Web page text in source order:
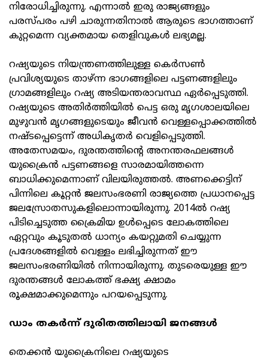
നിരോധിച്ചിരുന്നു. എന്നാൽ ഇരു രാജ്യങ്ങളും
പരസ്പരം പഴി ചാരുന്നതിനാൽ ആരുടെ ഭാഗത്താണ്
കുറ്റമെന്ന വ്യക്തമായ തെളിവുകൾ ലഭ്യമല്ല.
റഷ്യയുടെ നിയന്ത്രണത്തിലുള്ള കെർസൺ
പ്രവിശ്യയുടെ താഴ്ന്ന ഭാഗങ്ങളിലെ പട്ടണങ്ങളിലും
ഗ്രാമങ്ങളിലും റഷ്യ അടിയന്തരാവസ്ഥ ഏർപ്പെടുത്തി.
റഷ്യയുടെ അതിർത്തിയിൽ പെട്ട ഒരു മൃഗശാലയിലെ
മുഴുവൻ മൃഗങ്ങളുടെയും ജീവൻ വെള്ളപ്പൊക്കത്തിൽ
നഷ്ടപ്പെട്ടെന്ന് അധികൃതർ വെളിപ്പെടുത്തി.
അതേസമയം, ദുരന്തത്തിന്റെ അനന്തരഫലങ്ങൾ
യുക്രൈൻ പട്ടണങ്ങളെ സാരമായിത്തന്നെ
ബാധിക്കുമെന്നാണ് വിലയിരുത്തൽ. അണക്കെട്ടിന്
പിന്നിലെ കൂറ്റൻ ജലസംഭരണി രാജ്യത്തെ പ്രധാനപ്പെട്ട
ജലസ്രോതസുകളിലൊന്നായിരുന്നു. 2014ൽ റഷ്യ
പിടിച്ചെടുത്ത ക്രൈമിയ ഉൾപ്പെടെ ലോകത്തിലെ
ഏറ്റവും കൂടുതൽ ധാന്യം കയറ്റുമതി ചെയ്യുന്ന
പ്രദേശങ്ങളിൽ വെള്ളം ലഭിച്ചിരുന്നത് ഈ
ജലസംഭരണിയിൽ നിന്നായിരുന്നു. തുടരെയുള്ള ഈ
ദുരന്തങ്ങൾ ലോകത്ത് ഭക്ഷ്യ ക്ഷാമം
രൂക്ഷമാക്കുമെന്നും പറയപ്പെടുന്നു.
ഡാം തകർന്ന് ദുരിതത്തിലായി ജനങ്ങൾ
തെക്കൻ യുക്രൈനിലെ റഷ്യയുടെ